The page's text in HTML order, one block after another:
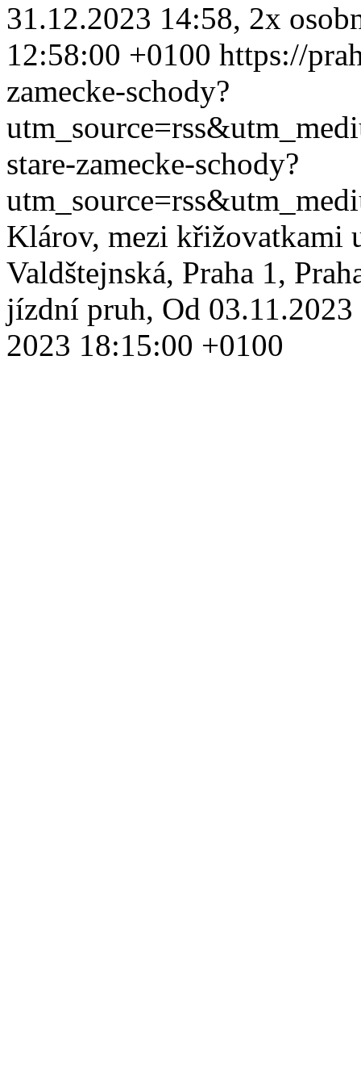
31.12.2023 14:58, 2x
12:58:00 +0100 https://
zamecke-schody?
stare-zamecke-schody?
Klárov, mezi křižovatkami
Valdštejnská, Praha 1,
jízdní pruh, Od
2023 18:15:00 +0100